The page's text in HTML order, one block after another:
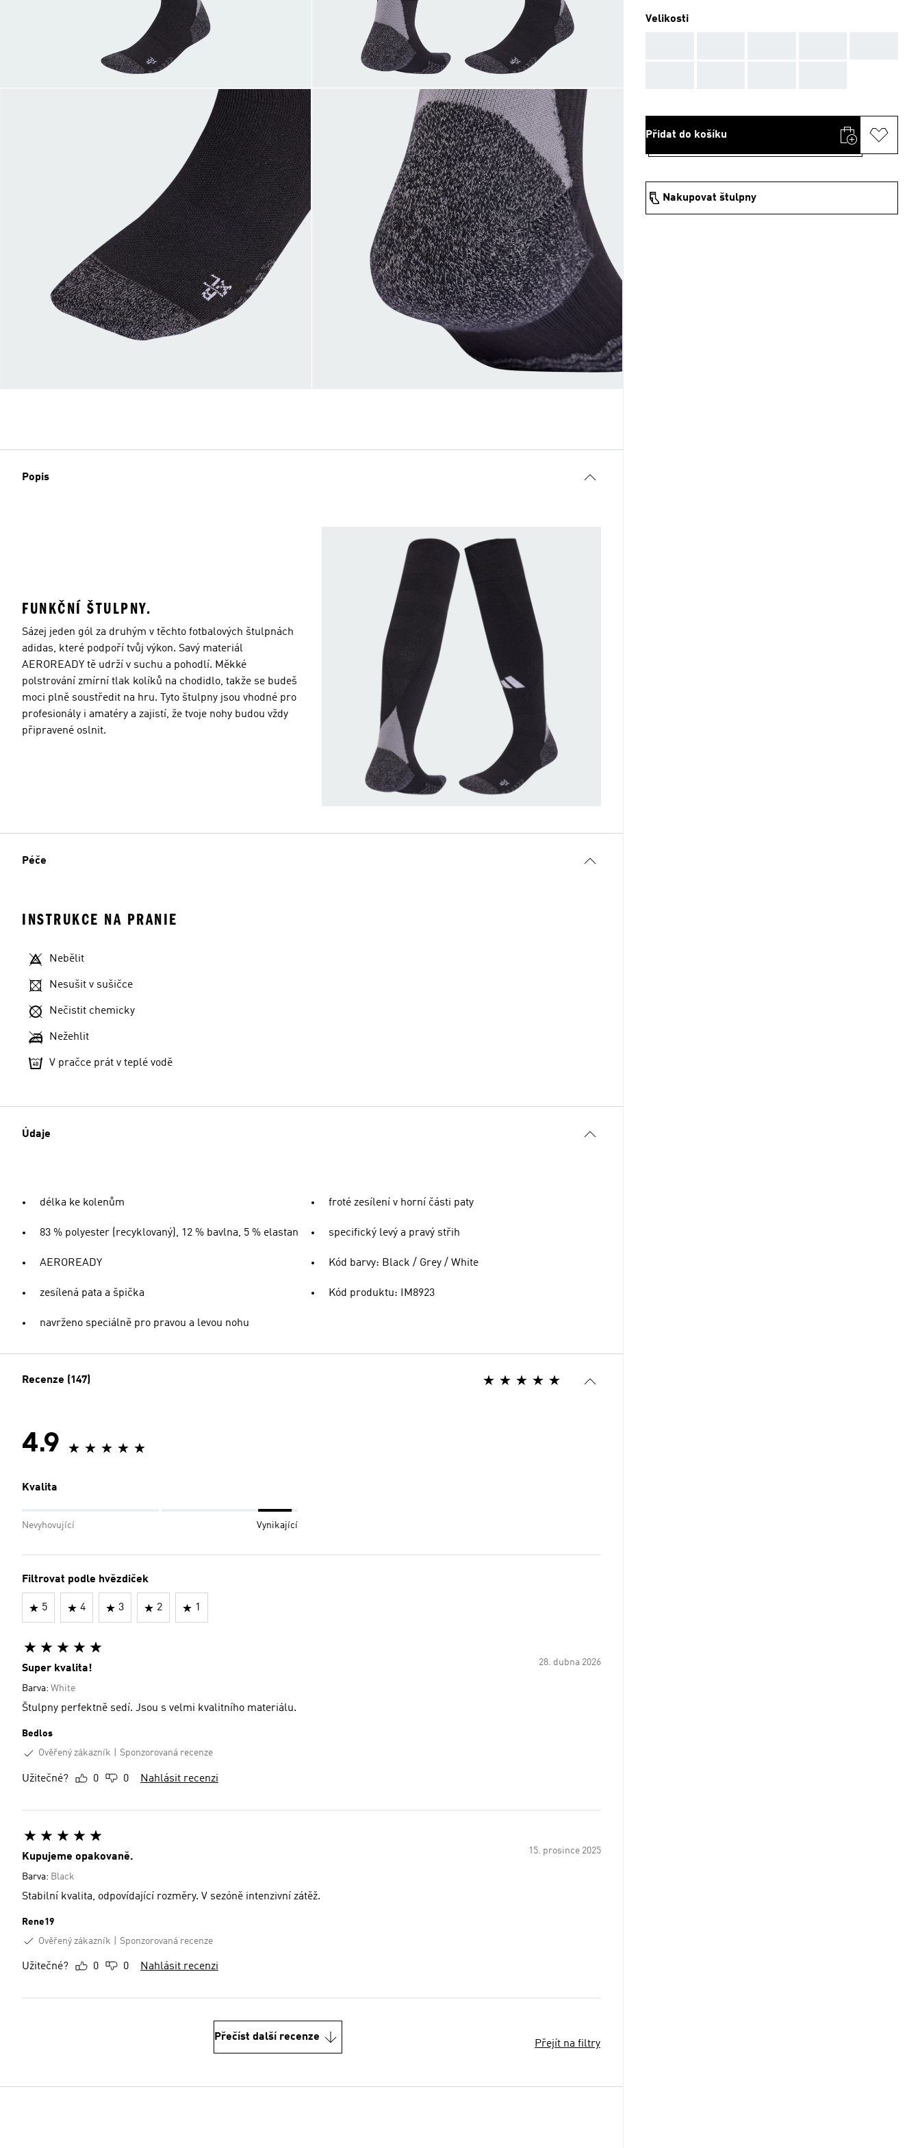
Popis
FUNKČNÍ ŠTULPNY.
Sázej jeden gól za druhým v těchto fotbalových štulpnách
adidas, které podpoří tvůj výkon. Savý materiál
AEROREADY tě udrží v suchu a pohodlí. Měkké
polstrování zmírní tlak kolíků na chodidlo, takže se budeš
moci plně soustředit na hru. Tyto štulpny jsou vhodné pro
profesionály i amatéry a zajistí, že tvoje nohy budou vždy
připravené oslnit.
Péče
INSTRUKCE NA PRANIE
Nebělit
Nesušit v sušičce
Nečistit chemicky
Nežehlit
V pračce prát v teplé vodě
Údaje
délka ke kolenům
83 % polyester (recyklovaný), 12 % bavlna, 5 % elastan
AEROREADY
zesílená pata a špička
navrženo speciálně pro pravou a levou nohu
froté zesílení v horní části paty
specifický levý a pravý střih
Kód barvy: Black / Grey / White
Kód produktu: IM8923
Recenze (147)
4.9
Kvalita
Nevyhovující Vynikající
Filtrovat podle hvězdiček
5 4 3 2 1
28. dubna 2026
Super kvalita!
Barva: White
Štulpny perfektně sedí. Jsou s velmi kvalitního materiálu.
Bedlos
Ověřený zákazník
Sponzorovaná recenze
Užitečné? 0 0 Nahlásit recenzi
15. prosince 2025
Kupujeme opakovaně.
Barva: Black
Stabilní kvalita, odpovídající rozměry. V sezóně intenzivní zátěž.
Rene19
Ověřený zákazník
Sponzorovaná recenze
Užitečné? 0 0 Nahlásit recenzi
Přečíst další recenze
Přejít na filtry
Velikosti
Přidat do košíku
Nakupovat štulpny